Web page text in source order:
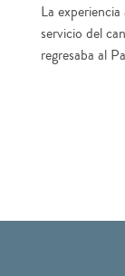
La
servicio del
regresaba al